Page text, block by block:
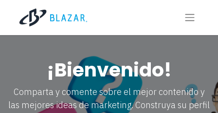
¡Bienvenido!
Comparta y comente sobre el mejor contenido y
las mejores ideas de marketing. Construya su perfil